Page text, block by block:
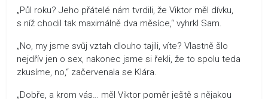
„Půl roku? Jeho přátelé nám tvrdili, že Viktor měl dívku,
s níž chodil tak maximálně dva měsíce,“ vyhrkl Sam.
„No, my jsme svůj vztah dlouho tajili, víte? Vlastně šlo
nejdřív jen o sex, nakonec jsme si řekli, že to spolu teda
zkusíme, no,“ začervenala se Klára.
„Dobře, a krom vás… měl Viktor poměr ještě s nějakou